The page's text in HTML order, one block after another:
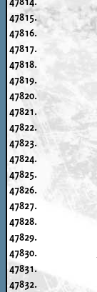
47815.
47816.
47817.
47818.
47819.
47820.
47821.
47822.
47823.
47824.
47825.
47826.
47827.
47828.
47829.
47830.
47831.
47832.